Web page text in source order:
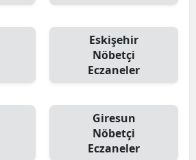
Eskişehir
Nöbetçi
Eczaneler
Giresun
Nöbetçi
Eczaneler